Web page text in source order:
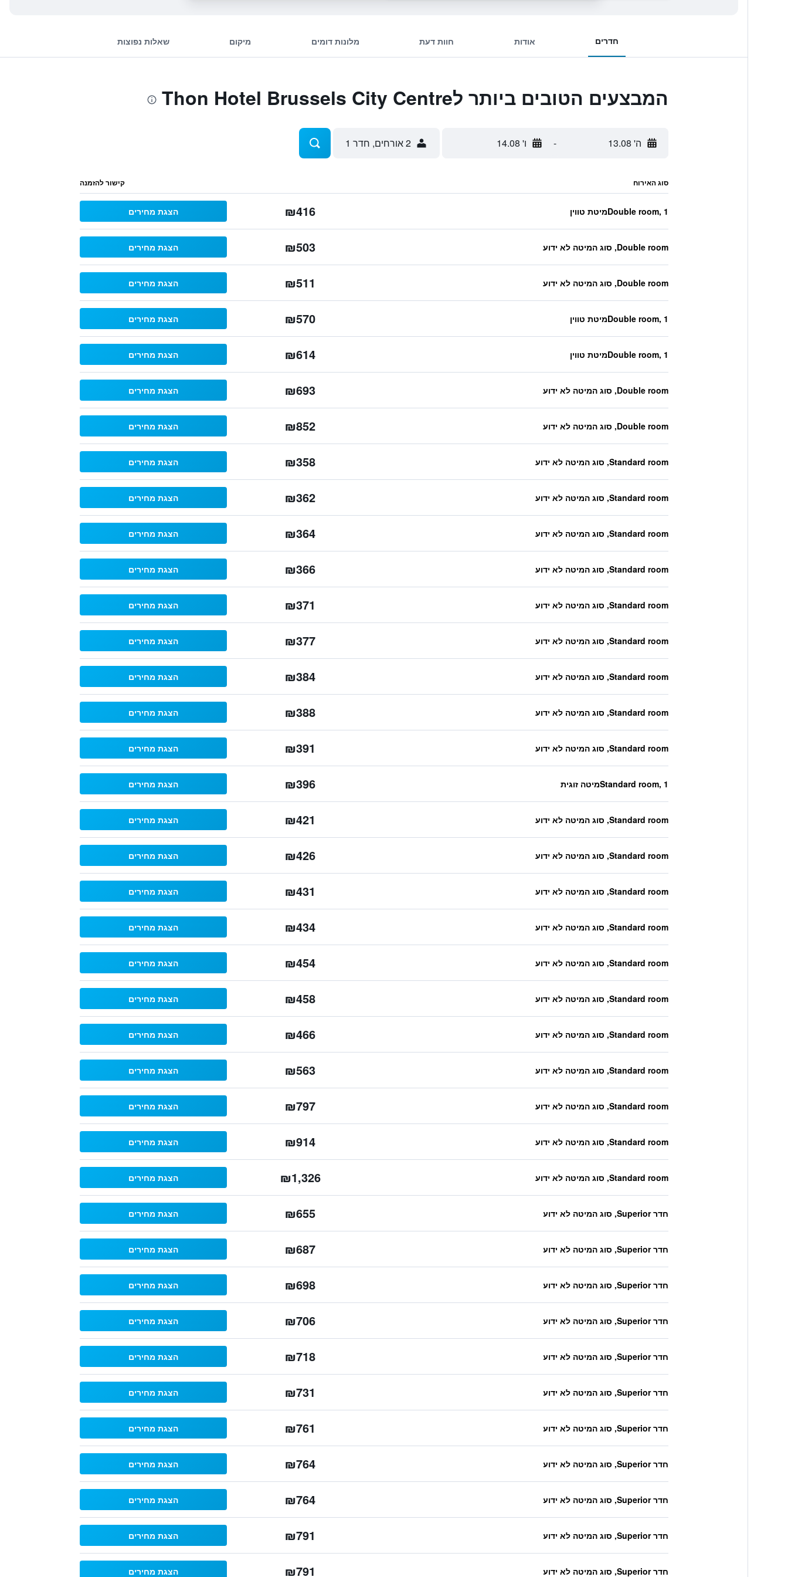
חדרים אודות חוות דעת מלונות דומים מיקום שאלות נפוצות
המבצעים הטובים ביותר לThon Hotel Brussels City Centre
ה' 13.08 - ו' 14.08 2 אורחים, חדר 1
סוג האירוח קישור להזמנה
Double room, 1מיטת טווין ₪416 הצגת מחירים
Double room, סוג המיטה לא ידוע ₪503 הצגת מחירים
Double room, סוג המיטה לא ידוע ₪511 הצגת מחירים
Double room, 1מיטת טווין ₪570 הצגת מחירים
Double room, 1מיטת טווין ₪614 הצגת מחירים
Double room, סוג המיטה לא ידוע ₪693 הצגת מחירים
Double room, סוג המיטה לא ידוע ₪852 הצגת מחירים
Standard room, סוג המיטה לא ידוע ₪358 הצגת מחירים
Standard room, סוג המיטה לא ידוע ₪362 הצגת מחירים
Standard room, סוג המיטה לא ידוע ₪364 הצגת מחירים
Standard room, סוג המיטה לא ידוע ₪366 הצגת מחירים
Standard room, סוג המיטה לא ידוע ₪371 הצגת מחירים
Standard room, סוג המיטה לא ידוע ₪377 הצגת מחירים
Standard room, סוג המיטה לא ידוע ₪384 הצגת מחירים
Standard room, סוג המיטה לא ידוע ₪388 הצגת מחירים
Standard room, סוג המיטה לא ידוע ₪391 הצגת מחירים
Standard room, 1מיטה זוגית ₪396 הצגת מחירים
Standard room, סוג המיטה לא ידוע ₪421 הצגת מחירים
Standard room, סוג המיטה לא ידוע ₪426 הצגת מחירים
Standard room, סוג המיטה לא ידוע ₪431 הצגת מחירים
Standard room, סוג המיטה לא ידוע ₪434 הצגת מחירים
Standard room, סוג המיטה לא ידוע ₪454 הצגת מחירים
Standard room, סוג המיטה לא ידוע ₪458 הצגת מחירים
Standard room, סוג המיטה לא ידוע ₪466 הצגת מחירים
Standard room, סוג המיטה לא ידוע ₪563 הצגת מחירים
Standard room, סוג המיטה לא ידוע ₪797 הצגת מחירים
Standard room, סוג המיטה לא ידוע ₪914 הצגת מחירים
Standard room, סוג המיטה לא ידוע ₪1,326 הצגת מחירים
חדר Superior, סוג המיטה לא ידוע ₪655 הצגת מחירים
חדר Superior, סוג המיטה לא ידוע ₪687 הצגת מחירים
חדר Superior, סוג המיטה לא ידוע ₪698 הצגת מחירים
חדר Superior, סוג המיטה לא ידוע ₪706 הצגת מחירים
חדר Superior, סוג המיטה לא ידוע ₪718 הצגת מחירים
חדר Superior, סוג המיטה לא ידוע ₪731 הצגת מחירים
חדר Superior, סוג המיטה לא ידוע ₪761 הצגת מחירים
חדר Superior, סוג המיטה לא ידוע ₪764 הצגת מחירים
חדר Superior, סוג המיטה לא ידוע ₪764 הצגת מחירים
חדר Superior, סוג המיטה לא ידוע ₪791 הצגת מחירים
חדר Superior, סוג המיטה לא ידוע ₪791 הצגת מחירים